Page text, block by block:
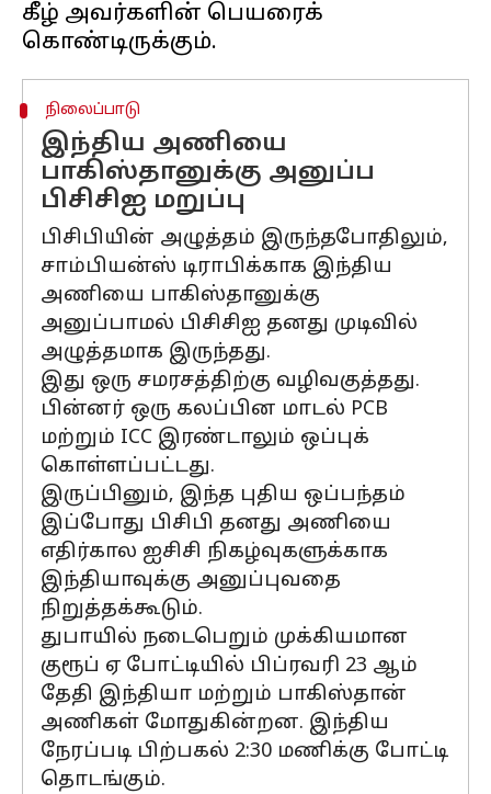
கீழ் அவர்களின் பெயரைக்
நிலைப்பாடு
இந்திய அணியை
பாகிஸ்தானுக்கு அனுப்ப
பிசிசிஐ மறுப்பு
பிசிபியின் அழுத்தம் இருந்தபோதிலும்,
சாம்பியன்ஸ் டிராபிக்காக இந்திய
அணியை பாகிஸ்தானுக்கு
அனுப்பாமல் பிசிசிஐ தனது முடிவில்
அழுத்தமாக இருந்தது.
இது ஒரு சமரசத்திற்கு வழிவகுத்தது.
பின்னர் ஒரு கலப்பின மாடல் PCB
மற்றும் ICC இரண்டாலும் ஒப்புக்
கொள்ளப்பட்டது.
இருப்பினும், இந்த புதிய ஒப்பந்தம்
இப்போது பிசிபி தனது அணியை
எதிர்கால ஐசிசி நிகழ்வுகளுக்காக
இந்தியாவுக்கு அனுப்புவதை
நிறுத்தக்கூடும்.
துபாயில் நடைபெறும் முக்கியமான
குரூப் ஏ போட்டியில் பிப்ரவரி 23 ஆம்
தேதி இந்தியா மற்றும் பாகிஸ்தான்
அணிகள் மோதுகின்றன. இந்திய
நேரப்படி பிற்பகல் 2:30 மணிக்கு போட்டி
தொடங்கும்.